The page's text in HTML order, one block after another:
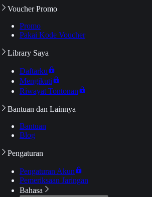
Voucher Promo
Promo
Pakai Kode Voucher
Library Saya
Daftarku
Mengikuti
Riwayat Tontonan
Bantuan dan Lainnya
Bantuan
Blog
Pengaturan
Pengaturan Akun
Pemeriksaan Jaringan
Bahasa